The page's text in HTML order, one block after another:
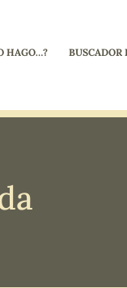
HAGO…? BUSCADOR